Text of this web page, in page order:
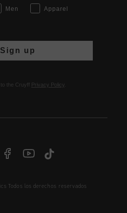
Men
Apparel
Sign up
the Cruyff Privacy Policy
Todos los derechos reservados